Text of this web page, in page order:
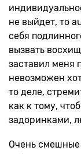
не выйдет, то
себя
вызвать
заставил меня
невозможен
то деле,
как к тому,
задоринками,
Очень смешные